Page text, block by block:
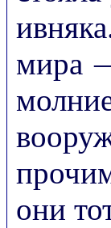
мира
они